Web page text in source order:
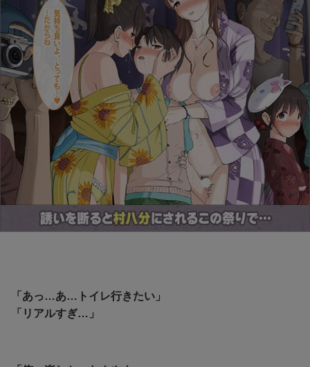
「あっ…あ…トイレ行きたい」
「リアルすぎ…」